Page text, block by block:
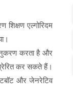
एल्गोरिदम
करता है और
कर सकते हैं।
और जेनरेटिव